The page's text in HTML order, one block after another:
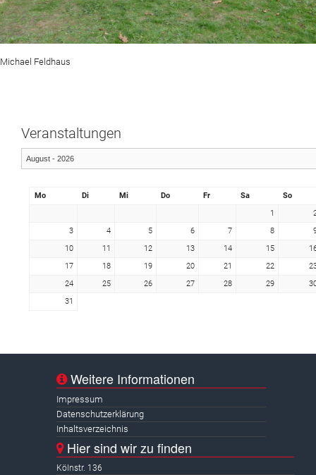
Michael Feldhaus
Veranstaltungen
Mo Di Mi Do Fr Sa
So
1
3
4 5 6 7 8
10
11 12 13 14 15
17
18 19 20 21 22
24
25 26 27 28 29
31
Weitere Informationen
Impressum
Datenschutzerklärung
Inhaltsverzeichnis
Hier sind wir zu finden
Kölnstr. 136